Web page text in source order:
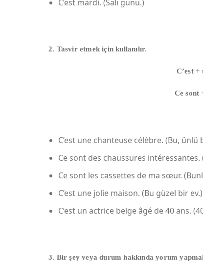
C’est mardi. (Salı günü.)
2. Tasvir etmek için kullanılır.
C’est +
Ce sont
C’est une chanteuse célèbre. (Bu, ünlü
Ce sont des chaussures intéressantes.
Ce sont les cassettes de ma sœur.
C’est une jolie maison. (Bu güzel bir ev.)
C’est un actrice belge âgé de 40 ans.
3. Bir şey veya durum hakkında yorum